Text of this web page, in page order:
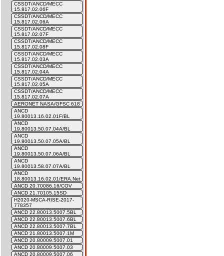
CSSDT/ANCD/MECC
15.817.02.06F
CSSDT/ANCD/MECC
15.817.02.06A
CSSDT/ANCD/MECC
15.817.02.07F
CSSDT/ANCD/MECC
15.817.02.08F
CSSDT/ANCD/MECC
15.817.02.03A
CSSDT/ANCD/MECC
15.817.02.04A
CSSDT/ANCD/MECC
15.817.02.05A
CSSDT/ANCD/MECC
15.817.02.07A
AERONET NASA/GFSC 618
ANCD
19.80013.16.02.01F/BL
ANCD
19.80013.50.07.04A/BL
ANCD
19.80013.50.07.05A/BL
ANCD
19.80013.50.07.06A/BL
ANCD
19.80013.58.07.07A/BL
ANCD
18.80013.16.02.01/ERA.Net
ANCD 20.70086.16/COV
ANCD 21.70105.15SD
H2020-MSCA-RISE-2017-
778357
ANCD 22.80013.5007.5BL
ANCD 22.80013.5007.6BL
ANCD 22.80013.5007.7BL
ANCD 21.80013.5007.1M
ANCD 20.80009.5007.01
ANCD 20.80009.5007.03
ANCD 20.80009.5007.06